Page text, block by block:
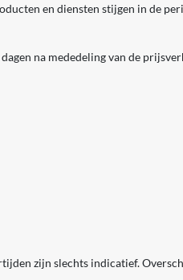
en diensten stijgen in de
na mededeling van de
zijn slechts indicatief.